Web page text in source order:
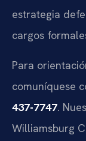
estrategia
cargos
Para
comuníquese
437-7747.
Williamsburg